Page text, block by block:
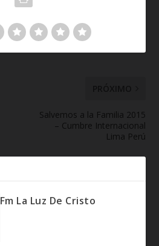
Salvemos a la Familia 2015
– Cumbre Internacional
Lima Perú
Fm La Luz De Cristo